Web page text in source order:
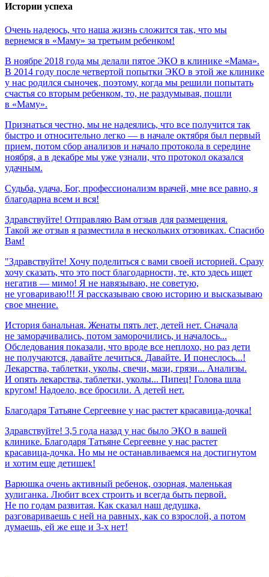
Истории успеха
Очень надеюсь, что наша жизнь сложится так, что мы
вернемся в «Маму» за третьим ребенком!
В ноябре 2018 года мы делали пятое ЭКО в клинике «Мама».
В 2014 году после четвертой попытки ЭКО в этой же клинике
у нас родился сыночек, поэтому, когда мы решили попытать
счастья со вторым ребенком, то, не раздумывая, пошли
в «Маму».
Признаться честно, мы не надеялись, что все получится так
быстро и относительно легко — в начале октября был первый
прием, потом сбор анализов и начало протокола в середине
ноября, а в декабре мы уже узнали, что протокол оказался
удачным.
Судьба, удача, Бог, профессионализм врачей, мне все равно, я
благодарна всем и вся!
Здравствуйте! Отправляю Вам отзыв для размещения.
Такой же отзыв я разместила в нескольких отзовиках. Спасибо
Вам!
"Здравствуйте! Хочу поделиться с вами своей историей. Сразу
хочу сказать, что это пост благодарности, те, кто здесь ищет
негатив — мимо! Я не навязываю, не советую,
не уговариваю!!! Я рассказываю свою историю и высказываю
свое мнение.
История банальная. Женаты пять лет, детей нет. Сначала
не заморачивались, потом заморочились, и началось...
Обследования показали, что вроде все неплохо, но раз дети
не получаются, давайте лечиться. Давайте. И понеслось...!
Лекарства, таблетки, уколы, свечи, мази, грязи... Анализы.
И опять лекарства, таблетки, уколы... Пипец! Голова шла
кругом! Надоело, все бросили. А детей нет.
Благодаря Татьяне Сергеевне у нас растет красавица-дочка!
Здравствуйте! 3,5 года назад у нас было ЭКО в вашей
клинике. Благодаря Татьяне Сергеевне у нас растет
красавица-дочка. Но мы не останавливаемся на достигнутом
и хотим еще детишек!
Варюшка очень активный ребенок, озорная, маленькая
хулиганка. Любит всех строить и всегда быть первой.
Не по годам развитая. Как сказал наш дедушка,
разговариваешь с ней на равных, как со взрослой, а потом
думаешь, ей же еще и 3-х нет!